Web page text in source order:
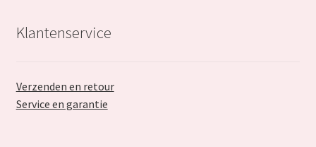
Klantenservice
Verzenden en retour
Service en garantie